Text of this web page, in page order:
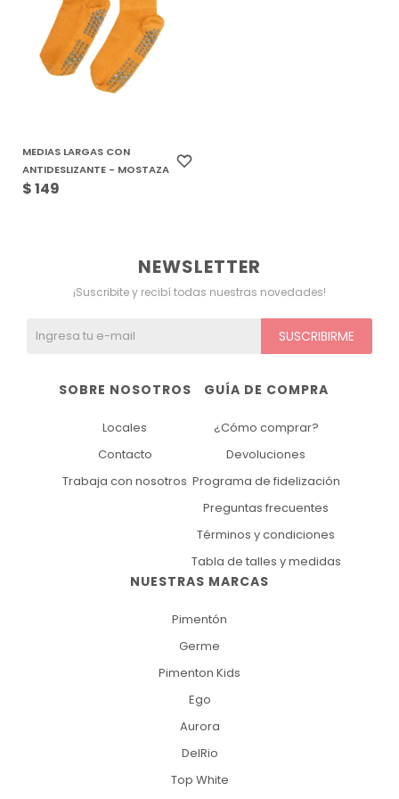
MEDIAS LARGAS CON
ANTIDESLIZANTE - MOSTAZA
$149
NUESTRAS MARCAS
Pimentón
Germe
Pimenton Kids
Ego
Aurora
DelRio
Top White
GUÍA DE COMPRA
¿Cómo comprar?
Devoluciones
Programa de fidelización
Preguntas frecuentes
Términos y condiciones
Tabla de talles y medidas
SOBRE NOSOTROS
Locales
Contacto
Trabaja con nosotros
NEWSLETTER
¡Suscribite y recibí todas nuestras novedades!
SUSCRIBIRME
Ver todo
Maternal
Culotteless
Multiforma
Sin Bretel
Remeras
Camisas
Tops Deportivos
Otros
Belleza
Paraguas
Violeta
Verde
Gris